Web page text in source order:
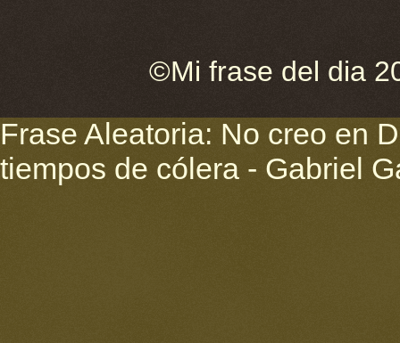
©Mi frase del dia
Frase Aleatoria: No creo en
tiempos de cólera - Gabriel